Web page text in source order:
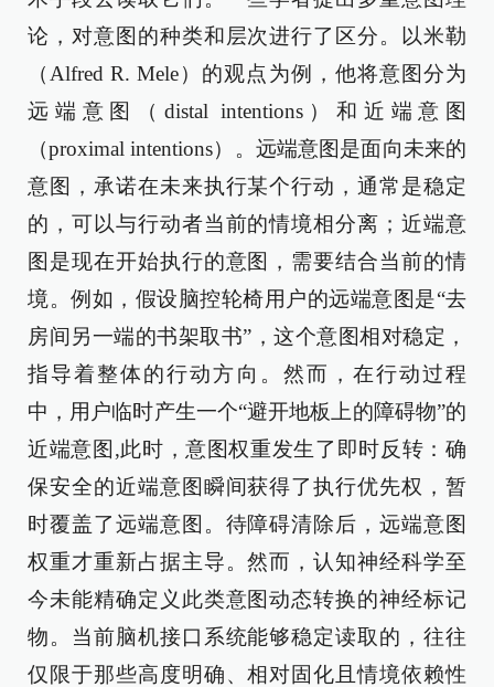
论，对意图的种类和层次进行了区分。以米勒
（Alfred R. Mele）的观点为例，他将意图分为
远端意图（distal intentions）和近端意图
（proximal intentions）。远端意图是面向未来的
意图，承诺在未来执行某个行动，通常是稳定
的，可以与行动者当前的情境相分离；近端意
图是现在开始执行的意图，需要结合当前的情
境。例如，假设脑控轮椅用户的远端意图是“去
房间另一端的书架取书”，这个意图相对稳定，
指导着整体的行动方向。然而，在行动过程
中，用户临时产生一个“避开地板上的障碍物”的
近端意图,此时，意图权重发生了即时反转：确
保安全的近端意图瞬间获得了执行优先权，暂
时覆盖了远端意图。待障碍清除后，远端意图
权重才重新占据主导。然而，认知神经科学至
今未能精确定义此类意图动态转换的神经标记
物。当前脑机接口系统能够稳定读取的，往往
仅限于那些高度明确、相对固化且情境依赖性